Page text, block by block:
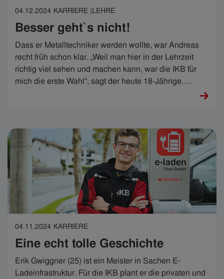
04.12.2024 KARRIERE |LEHRE
Besser geht`s nicht!
Dass er Metalltechniker werden wollte, war Andreas
recht früh schon klar. „Weil man hier in der Lehrzeit
richtig viel sehen und machen kann, war die IKB für
mich die erste Wahl“, sagt der heute 18-Jährige.
Gerade hat für ihn das dritte Lehrjahr begonnen und er
04.11.2024 KARRIERE
Eine echt tolle Geschichte
Erik Gwiggner (25) ist ein Meister in Sachen E-
Ladeinfrastruktur. Für die IKB plant er die privaten und